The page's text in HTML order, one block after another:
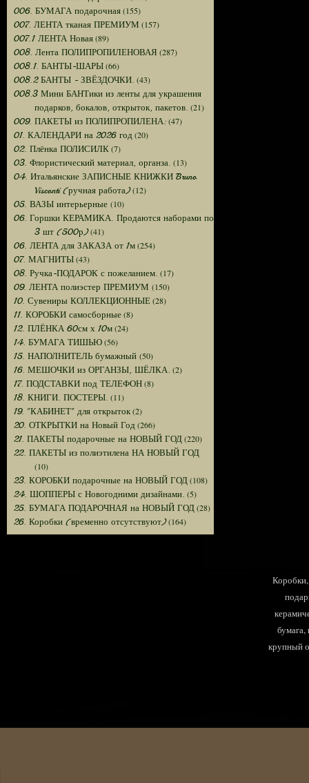
006. БУМАГА подарочная(155)
007. ЛЕНТА тканая ПРЕМИУМ (157)
007.1 ЛЕНТА Новая(89)
008. Лента ПОЛИПРОПИЛЕНОВАЯ (287)
008.1. БАНТЫ-ШАРЫ(66)
008.2 БАНТЫ - ЗВЁЗДОЧКИ. (43)
008.3 Мини БАНТики из ленты для украшения
подарков, бокалов, открыток, пакетов. (21)
009. ПАКЕТЫ из ПОЛИПРОПИЛЕНА:(47)
01. КАЛЕНДАРИ на 2026 год (20)
02. Плёнка ПОЛИСИЛК(7)
03. Флористический материал, органза. (13)
04. Итальянские ЗАПИСНЫЕ КНИЖКИ Bruno
Visconti (ручная работа)(12)
05. ВАЗЫ интерьерные (10)
06. Горшки КЕРАМИКА. Продаются наборами по
3 шт (500р)(41)
06. ЛЕНТА для ЗАКАЗА от 1м(254)
07. МАГНИТЫ(43)
08. Ручка-ПОДАРОК с пожеланием. (17)
09. ЛЕНТА полиэстер ПРЕМИУМ (150)
10. Сувениры КОЛЛЕКЦИОННЫЕ(28)
11. КОРОБКИ самосборные(8)
12. ПЛЁНКА 60см х 10м(24)
14. БУМАГА ТИШЬЮ(56)
15. НАПОЛНИТЕЛЬ бумажный (50)
16. МЕШОЧКИ из ОРГАНЗЫ, ШЁЛКА. (2)
17. ПОДСТАВКИ под ТЕЛЕФОН(8)
18. КНИГИ. ПОСТЕРЫ. (11)
19. "КАБИНЕТ" для открыток(2)
20. ОТКРЫТКИ на Новый Год (266)
21. ПАКЕТЫ подарочные на НОВЫЙ ГОД(220)
22. ПАКЕТЫ из полиэтилена НА НОВЫЙ ГОД
(10)
23. КОРОБКИ подарочные на НОВЫЙ ГОД(108)
24. ШОППЕРЫ с Новогодними дизайнами. (5)
25. БУМАГА ПОДАРОЧНАЯ на НОВЫЙ ГОД(28)
26. Коробки (временно отсутствуют)(164)
крупный